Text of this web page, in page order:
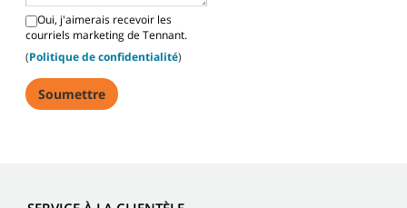
Oui, j'aimerais recevoir les
courriels marketing de Tennant.
(Politique de confidentialité)